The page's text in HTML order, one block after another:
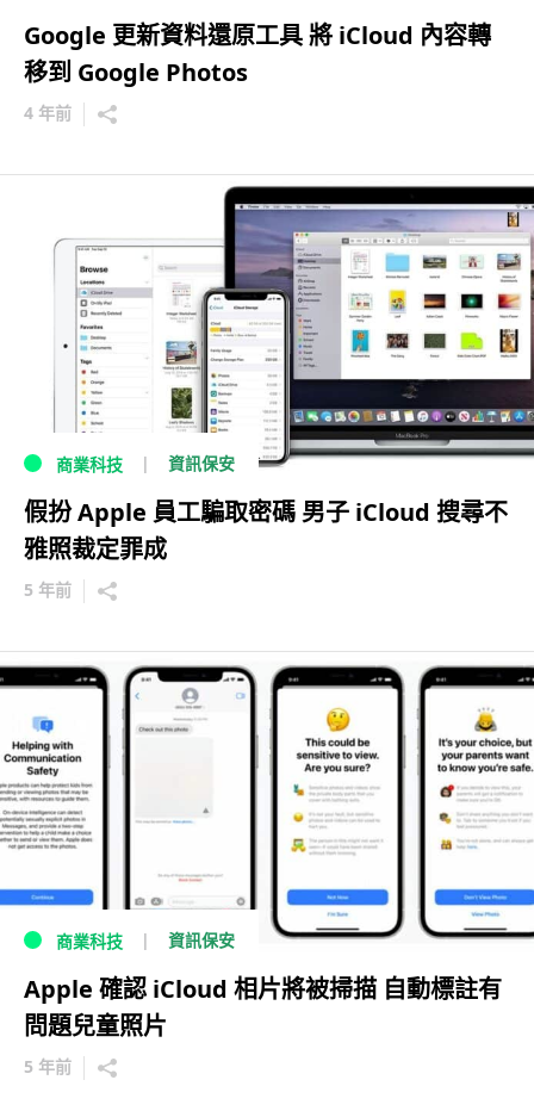
Google 更新資料還原工具 將 iCloud 內容轉
移到 Google Photos
4 年前
商業科技 資訊保安
假扮 Apple 員工騙取密碼 男子 iCloud 搜尋不
雅照裁定罪成
5 年前
商業科技 資訊保安
Apple 確認 iCloud 相片將被掃描 自動標註有
問題兒童照片
5 年前